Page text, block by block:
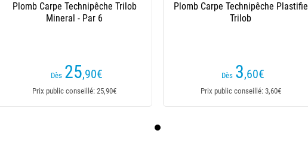
Plomb Carpe Technipêche Trilob
Mineral - Par 6
Dès 25,90€
Prix public conseillé: 25,90€
Plomb Carpe Technipêche Plastifie
Trilob
Dès 3,60€
Prix public conseillé: 3,60€